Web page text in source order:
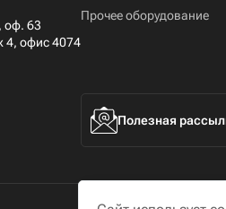
оф. 63
4, офис 4074
Прочее оборудование
Полезная